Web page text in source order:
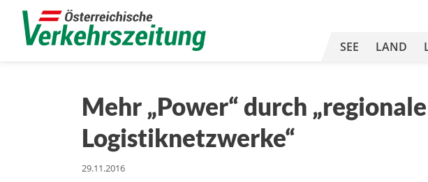
SEE LAND
Mehr „Power“ durch „regionale
Logistiknetzwerke“
29.11.2016